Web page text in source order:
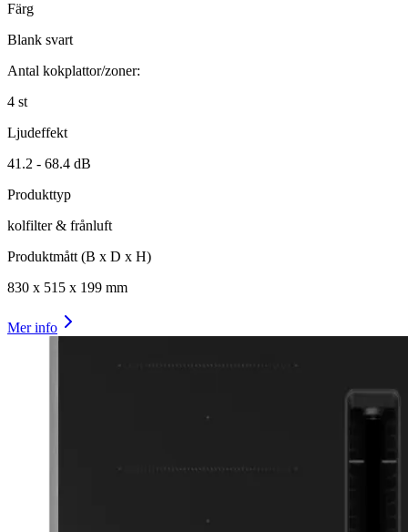
Färg
Blank svart
Antal kokplattor/zoner:
4 st
Ljudeffekt
41.2 - 68.4 dB
Produkttyp
kolfilter & frånluft
Produktmått (B x D x H)
830 x 515 x 199 mm
Mer info